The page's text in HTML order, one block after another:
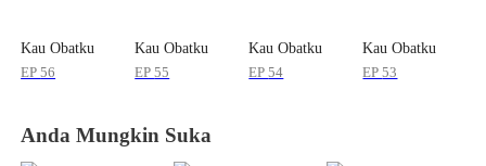
Kau Obatku
EP56
Kau Obatku
EP55
Kau Obatku
EP54
Kau Obatku
EP53
Anda Mungkin Suka